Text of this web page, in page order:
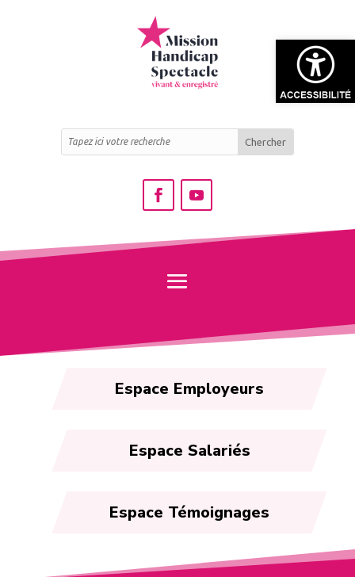
Ouvrir la
Espace Employeurs
Espace Salariés
Espace Témoignages